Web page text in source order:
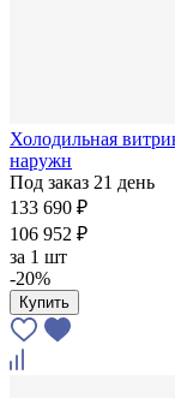
Холодильная
наружн
Под заказ 21 день
133 690 ₽
106 952 ₽
за 1 шт
-20%
Купить